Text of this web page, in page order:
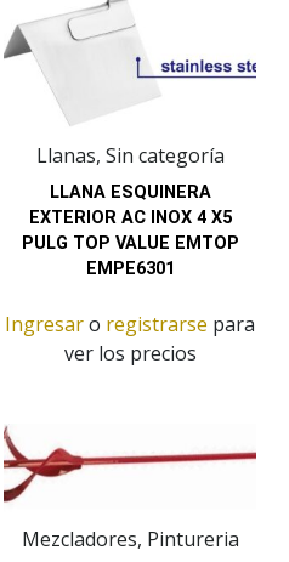
Llanas, Sin categoría
LLANA ESQUINERA
EXTERIOR AC INOX 4 X5
PULG TOP VALUE EMTOP
EMPE6301
Ingresaro registrarse para
ver los precios
Mezcladores, Pintureria